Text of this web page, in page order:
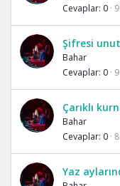
Cevaplar 0
Şifresi
Bahar
Cevaplar 0
Çarıklı
Bahar
Cevaplar 0
Yaz